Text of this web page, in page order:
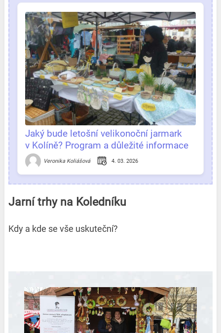
Jaký bude letošní velikonoční jarmark
v Kolíně? Program a důležité informace
na jednom místě!
Veronika Koliášová 4. 03. 2026
Jarní trhy na Koledníku
Kdy a kde se vše uskuteční?